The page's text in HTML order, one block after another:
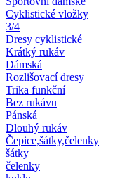
Cyklistické vložky
3/4
Dresy cyklistické
Krátký rukáv
Dámská
Rozlišovací dresy
Trika funkční
Bez rukávu
Pánská
Dlouhý rukáv
Čepice,šátky,čelenky
šátky
čelenky